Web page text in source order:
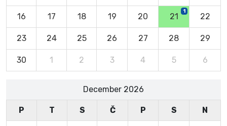
16 17 18 19 20 21
1
22
23 24 25 26 27 28 29
30 1 2 3 4 5 6
December 2026
P T S Č P S N